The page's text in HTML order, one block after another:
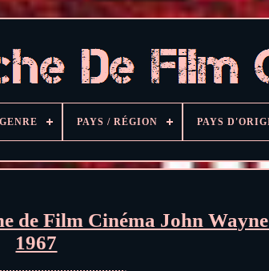
GENRE PAYS / RÉGION PAYS
de Film Cinéma John
1967